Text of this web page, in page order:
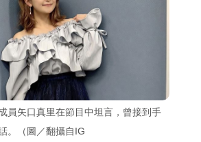
員矢口真里在節目中坦言，曾接到手
。（圖／翻攝自IG